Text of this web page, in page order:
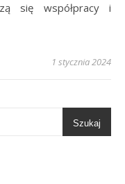
się współpracy i
1 stycznia 2024
Szukaj